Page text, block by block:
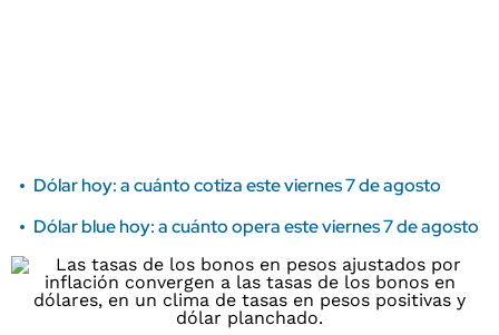
Dólar hoy: a cuánto cotiza este viernes 7 de agosto
Dólar blue hoy: a cuánto opera este viernes 7 de agosto